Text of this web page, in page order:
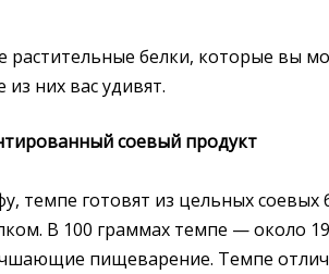
растительные белки, которые вы
них вас удивят.
соевый продукт
темпе готовят из цельных соевых
В 100 граммах темпе — около
пищеварение. Темпе